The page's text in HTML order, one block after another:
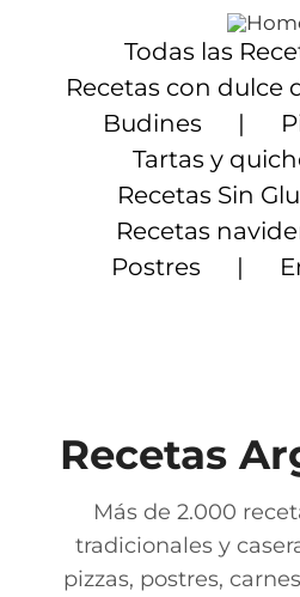
contenido
Todas las
Recetas con dulce
Budines
Tartas y
Recetas Sin
Recetas
Postres
Recetas
Más de 2.000
tradicionales y
pizzas, postres,